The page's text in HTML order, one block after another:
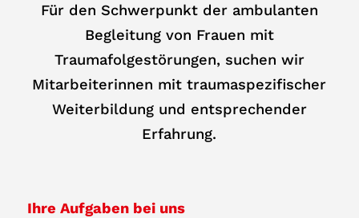
Für den Schwerpunkt der ambulanten
Begleitung von Frauen mit
Traumafolgestörungen, suchen wir
Mitarbeiterinnen mit traumaspezifischer
Weiterbildung und entsprechender
Erfahrung.
Ihre Aufgaben bei uns